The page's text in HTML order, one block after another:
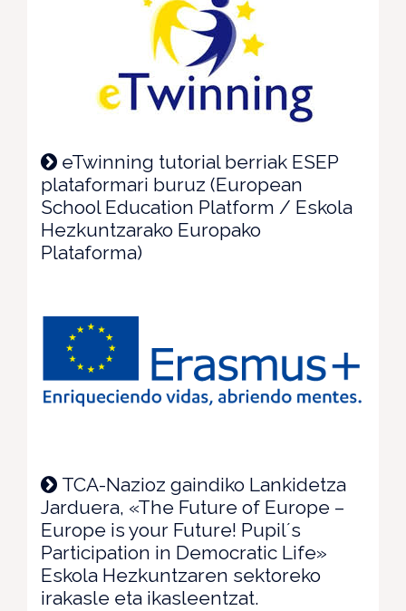
eTwinning tutorial berriak ESEP
plataformari buruz (European
School Education Platform / Eskola
Hezkuntzarako Europako
Plataforma)
TCA-Nazioz gaindiko Lankidetza
Jarduera, «The Future of Europe –
Europe is your Future! Pupil´s
Participation in Democratic Life»
Eskola Hezkuntzaren sektoreko
irakasle eta ikasleentzat.